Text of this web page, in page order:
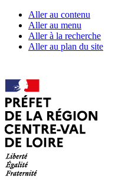
Aller au contenu
Aller au menu
Aller à la recherche
Aller au plan du site